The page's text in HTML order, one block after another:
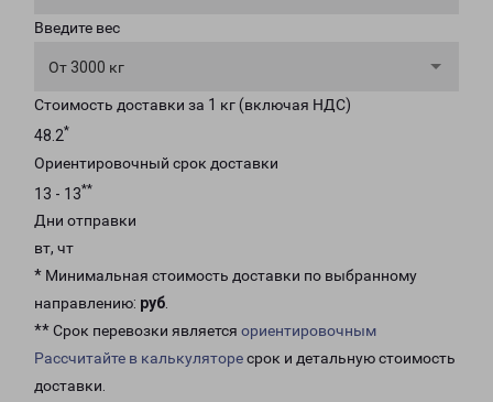
Введите вес
От 3000 кг
Стоимость доставки за 1 кг (включая НДС)
48.2*
Ориентировочный срок доставки
13 - 13**
Дни отправки
вт, чт
* Минимальная стоимость доставки по выбранному
направлению: руб.
** Срок перевозки является ориентировочным
Рассчитайте в калькуляторесрок и детальную стоимость
доставки.